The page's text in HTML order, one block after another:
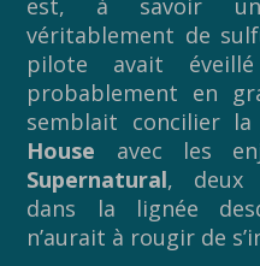
est, à savoir un
véritablement de
pilote avait
probablement en
semblait concilier
House avec les
Supernatural, deux
dans la lignée
n’aurait à rougir de